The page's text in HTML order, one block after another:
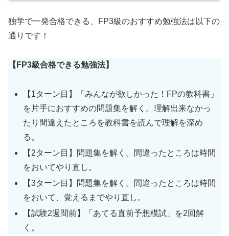
独学で一発合格できる、FP3級のおすすめ勉強法は以下の
通りです！
【FP3級合格できる勉強法】
【1ターン目】「みんなが欲しかった！FPの教科書」
を片手におすすめの問題集を解く。理解出来なかっ
たり間違えたところを教科書を読んで理解を深め
る。
【2ターン目】問題集を解く。間違ったところは時間
をおいてやり直し。
【3ターン目】問題集を解く。間違ったところは時間
をおいて、覚えるまでやり直し。
【試験2週間前】「あてる直前予想模試」を2回解
く。